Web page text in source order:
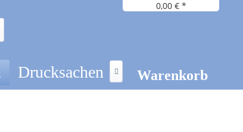
Drucksachen 
0,00 € *
Warenkorb